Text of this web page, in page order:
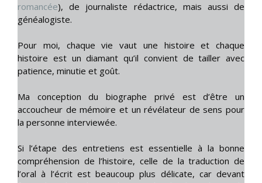
romancée), de journaliste rédactrice, mais aussi de
généalogiste.
Pour moi, chaque vie vaut une histoire et chaque
histoire est un diamant qu’il convient de tailler avec
patience, minutie et goût.
Ma conception du biographe privé est d’être un
accoucheur de mémoire et un révélateur de sens pour
la personne interviewée.
Si l’étape des entretiens est essentielle à la bonne
compréhension de l’histoire, celle de la traduction de
l’oral à l’écrit est beaucoup plus délicate, car devant